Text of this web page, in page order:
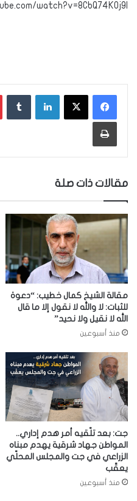
watch?v=8CbQ74KOj9I
لينكدإن
طباعة
مقالات ذات صلة
مقالة الشيخ كمال خطيب: “دعوة
للثبات: لا والله لا نقول إلا ما قال
الله لا نقيل ولا نحيد”
منذ أسبوعين
جت: بعد تلّقيه أمر هدم إداري..
المواطن جهاد شرقية يهدم مبناه
الزراعي في جت والمجلس المحلّي
يعقّب
منذ أسبوعين